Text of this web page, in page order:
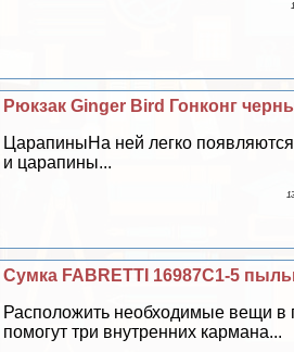
Рюкзак Ginger Bird Гонконг
ЦарапиныНа ней легко
и царапины...
Сумка FABRETTI 16987C1-5
Расположить необходимые вещи в
помогут три внутренних кармана...